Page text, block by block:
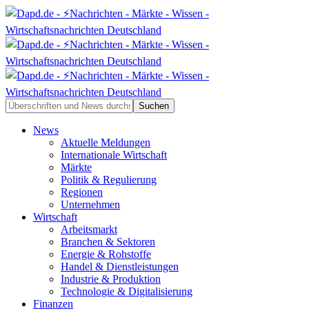
News
Aktuelle Meldungen
Internationale Wirtschaft
Märkte
Politik & Regulierung
Regionen
Unternehmen
Wirtschaft
Arbeitsmarkt
Branchen & Sektoren
Energie & Rohstoffe
Handel & Dienstleistungen
Industrie & Produktion
Technologie & Digitalisierung
Finanzen